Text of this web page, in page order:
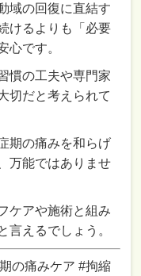
域の回復に直結す
けるよりも「必要
心です。
慣の工夫や専門家
切だと考えられて
期の痛みを和らげ
万能ではありませ
ケアや施術と組み
言えるでしょう。
の痛みケア #拘縮